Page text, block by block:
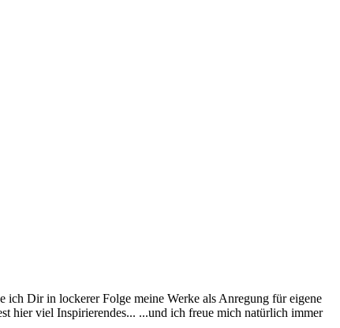
Dir in lockerer Folge meine Werke als Anregung für eigene
hier viel Inspirierendes... ...und ich freue mich natürlich immer